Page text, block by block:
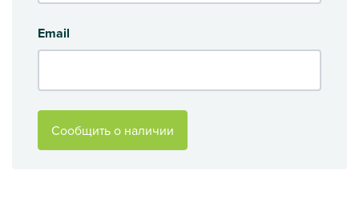
Email
Сообщить о наличии